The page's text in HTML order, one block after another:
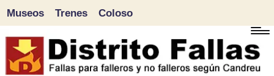
Saltar
al
Museos Trenes Coloso